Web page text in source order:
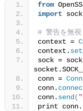
from
import
# 警告を無視
context =
context.
sock =
conn =
conn.
conn. send (
print conn.